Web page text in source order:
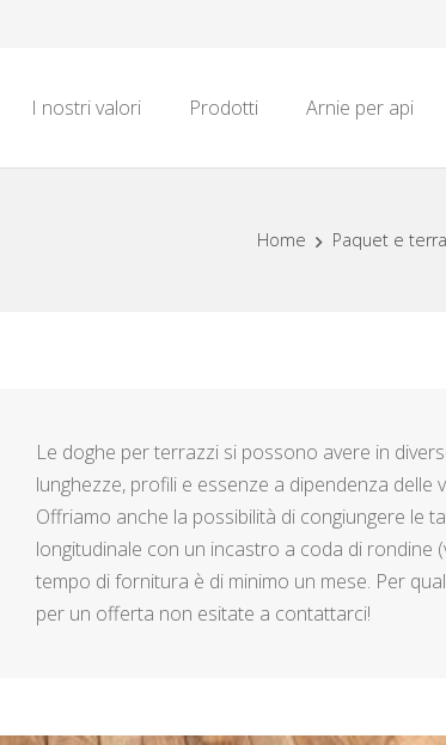
I nostri valori Prodotti Arnie per api
Home Paquet e
Le doghe per terrazzi si possono avere in
lunghezze, profili e essenze a dipendenza delle
Offriamo anche la possibilità di congiungere le
longitudinale con un incastro a coda di rondine
tempo di fornitura è di minimo un mese. Per
per un offerta non esitate a contattarci!